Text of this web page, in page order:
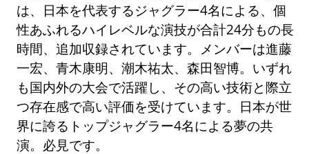
は、日本を代表するジャグラー4名による、個
性あふれるハイレベルな演技が合計24分もの長
時間、追加収録されています。メンバーは進藤
一宏、青木康明、潮木祐太、森田智博。いずれ
も国内外の大会で活躍し、その高い技術と際立
つ存在感で高い評価を受けています。日本が世
界に誇るトップジャグラー4名による夢の共
演。必見です。